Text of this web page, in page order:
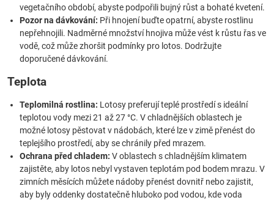
vegetačního období, abyste podpořili bujný růst a bohaté kvetení.
Pozor na dávkování: Při hnojení buďte opatrní, abyste rostlinu
nepřehnojili. Nadměrné množství hnojiva může vést k růstu řas ve
vodě, což může zhoršit podmínky pro lotos. Dodržujte
doporučené dávkování.
Teplota
Teplomilná rostlina: Lotosy preferují teplé prostředí s ideální
teplotou vody mezi 21 až 27 °C. V chladnějších oblastech je
možné lotosy pěstovat v nádobách, které lze v zimě přenést do
teplejšího prostředí, aby se chránily před mrazem.
Ochrana před chladem: V oblastech s chladnějším klimatem
zajistěte, aby lotos nebyl vystaven teplotám pod bodem mrazu. V
zimních měsících můžete nádoby přenést dovnitř nebo zajistit,
aby byly oddenky dostatečně hluboko pod vodou, kde voda